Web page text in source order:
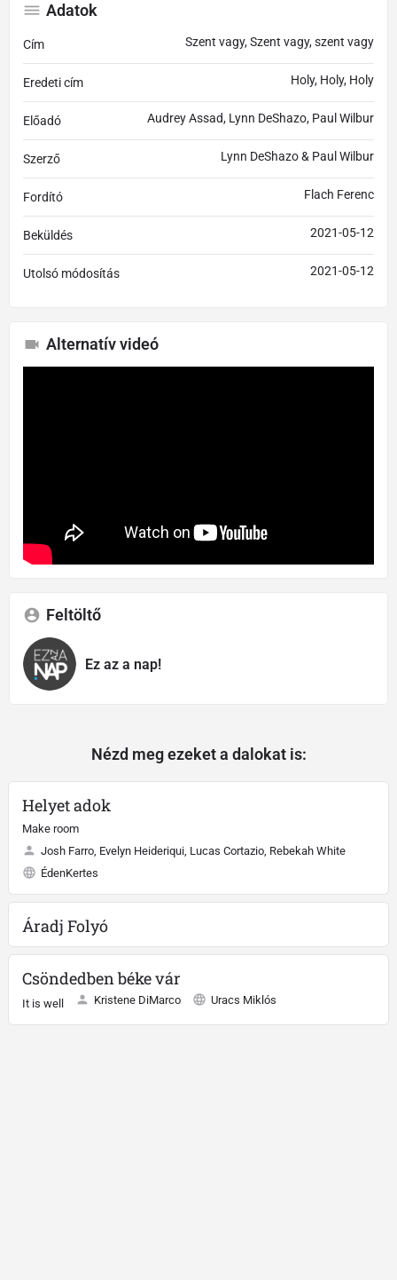
Adatok
Cím Szent vagy, Szent vagy, szent vagy
Eredeti cím Holy, Holy, Holy
Előadó Audrey Assad, Lynn DeShazo, Paul Wilbur
Szerző Lynn DeShazo & Paul Wilbur
Fordító Flach Ferenc
Beküldés 2021-05-12
Utolsó módosítás 2021-05-12
Alternatív videó
Feltöltő
Ez az a nap!
Nézd meg ezeket a dalokat is:
Helyet adok
Make room
Josh Farro, Evelyn Heideriqui, Lucas Cortazio, Rebekah White
ÉdenKertes
Áradj Folyó
Csöndedben béke vár
It is well Kristene DiMarco Uracs Miklós